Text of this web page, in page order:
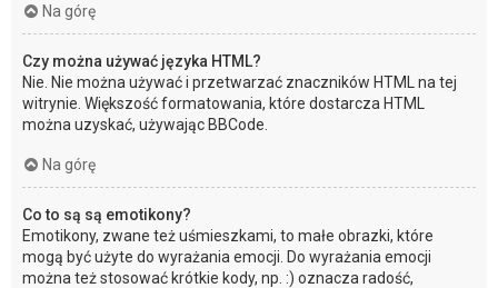
Na górę
Czy można używać języka HTML?
Nie. Nie można używać i przetwarzać znaczników HTML na tej
witrynie. Większość formatowania, które dostarcza HTML
można uzyskać, używając BBCode.
Na górę
Co to są są emotikony?
Emotikony, zwane też uśmieszkami, to małe obrazki, które
mogą być użyte do wyrażania emocji. Do wyrażania emocji
można też stosować krótkie kody, np. :) oznacza radość,